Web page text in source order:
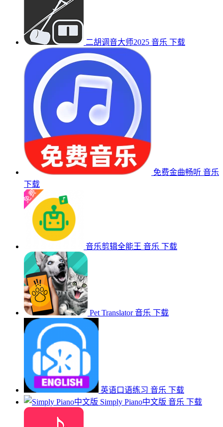
二胡调音大师2025 音乐 下载
免费金曲畅听 音乐
下载
音乐剪辑全能王 音乐 下载
Pet Translator 音乐 下载
英语口语练习 音乐 下载
Simply Piano中文版 音乐 下载